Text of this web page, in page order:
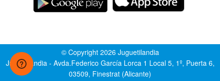
© Copyright 2026 Juguetilandia
Juguetilandia - Avda.Federico García Lorca 1 Local 5, 1º, Puerta 6,
03509, Finestrat (Alicante)